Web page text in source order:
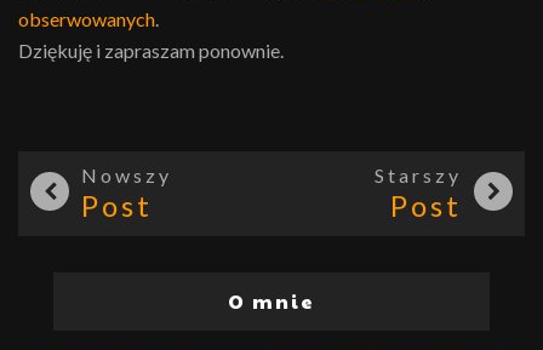
obserwowanych.
Dziękuję i zapraszam ponownie.
Nowszy
Post
Starszy
Post
O mnie